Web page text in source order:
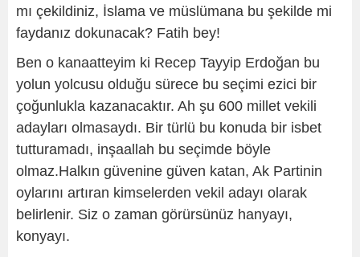
mı çekildiniz, İslama ve müslümana bu şekilde mi
faydanız dokunacak? Fatih bey!
Ben o kanaatteyim ki Recep Tayyip Erdoğan bu
yolun yolcusu olduğu sürece bu seçimi ezici bir
çoğunlukla kazanacaktır. Ah şu 600 millet vekili
adayları olmasaydı. Bir türlü bu konuda bir isbet
tutturamadı, inşaallah bu seçimde böyle
olmaz.Halkın güvenine güven katan, Ak Partinin
oylarını artıran kimselerden vekil adayı olarak
belirlenir. Siz o zaman görürsünüz hanyayı,
konyayı.